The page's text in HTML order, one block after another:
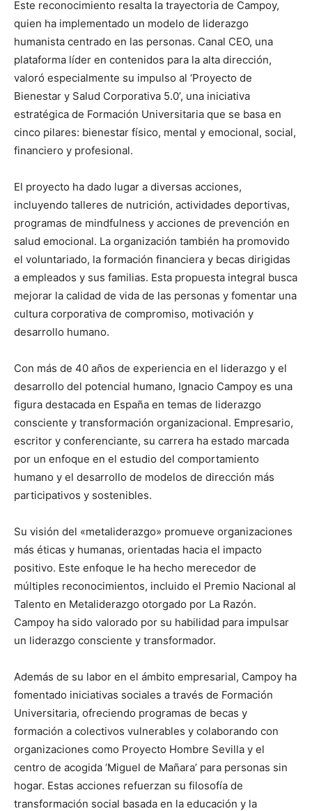
Este reconocimiento resalta la trayectoria de Campoy,
quien ha implementado un modelo de liderazgo
humanista centrado en las personas. Canal CEO, una
plataforma líder en contenidos para la alta dirección,
valoró especialmente su impulso al ‘Proyecto de
Bienestar y Salud Corporativa 5.0’, una iniciativa
estratégica de Formación Universitaria que se basa en
cinco pilares: bienestar físico, mental y emocional, social,
financiero y profesional.
El proyecto ha dado lugar a diversas acciones,
incluyendo talleres de nutrición, actividades deportivas,
programas de mindfulness y acciones de prevención en
salud emocional. La organización también ha promovido
el voluntariado, la formación financiera y becas dirigidas
a empleados y sus familias. Esta propuesta integral busca
mejorar la calidad de vida de las personas y fomentar una
cultura corporativa de compromiso, motivación y
desarrollo humano.
Con más de 40 años de experiencia en el liderazgo y el
desarrollo del potencial humano, Ignacio Campoy es una
figura destacada en España en temas de liderazgo
consciente y transformación organizacional. Empresario,
escritor y conferenciante, su carrera ha estado marcada
por un enfoque en el estudio del comportamiento
humano y el desarrollo de modelos de dirección más
participativos y sostenibles.
Su visión del «metaliderazgo» promueve organizaciones
más éticas y humanas, orientadas hacia el impacto
positivo. Este enfoque le ha hecho merecedor de
múltiples reconocimientos, incluido el Premio Nacional al
Talento en Metaliderazgo otorgado por La Razón.
Campoy ha sido valorado por su habilidad para impulsar
un liderazgo consciente y transformador.
Además de su labor en el ámbito empresarial, Campoy ha
fomentado iniciativas sociales a través de Formación
Universitaria, ofreciendo programas de becas y
formación a colectivos vulnerables y colaborando con
organizaciones como Proyecto Hombre Sevilla y el
centro de acogida ‘Miguel de Mañara’ para personas sin
hogar. Estas acciones refuerzan su filosofía de
transformación social basada en la educación y la